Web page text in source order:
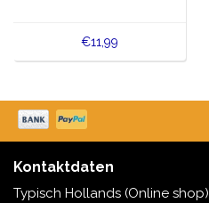
€11,99
Kontaktdaten
Typisch Hollands (Online shop)